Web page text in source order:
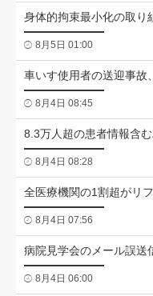
身体的拘束最小化の取り
8月5日 01:00
車いす使用者の送迎事故
8月4日 08:45
8.3万人超の患者情報含
8月4日 08:28
全医療機関の1割超がリ
8月4日 07:56
病院見学会のメール誤送
8月4日 06:00